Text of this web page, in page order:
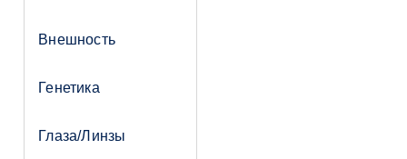
Внешность
Генетика
Глаза/Линзы